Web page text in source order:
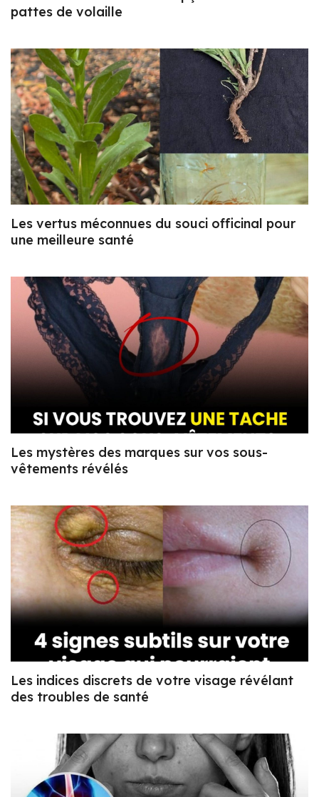
pattes de volaille
Les vertus méconnues du souci officinal pour
une meilleure santé
Les mystères des marques sur vos sous-
vêtements révélés
Les indices discrets de votre visage révélant
des troubles de santé